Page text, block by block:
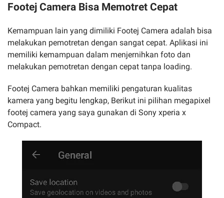
Footej Camera Bisa Memotret Cepat
Kemampuan lain yang dimiliki Footej Camera adalah bisa
melakukan pemotretan dengan sangat cepat. Aplikasi ini
memiliki kemampuan dalam menjernihkan foto dan
melakukan pemotretan dengan cepat tanpa loading.
Footej Camera bahkan memiliki pengaturan kualitas
kamera yang begitu lengkap, Berikut ini pilihan megapixel
footej camera yang saya gunakan di Sony xperia x
Compact.